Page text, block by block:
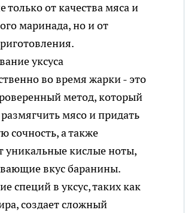
только от качества мяса и
маринада, но и от
уксуса
во время жарки - это
метод, который
мясо и придать
сочность, а также
уникальные кислые ноты,
вкус баранины.
специй в уксус, таких как
создает сложный